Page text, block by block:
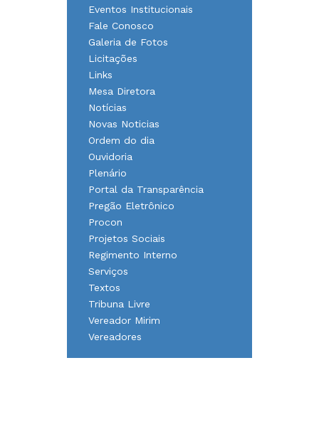
Eventos Institucionais
Fale Conosco
Galeria de Fotos
Licitações
Links
Mesa Diretora
Notícias
Novas Noticias
Ordem do dia
Ouvidoria
Plenário
Portal da Transparência
Pregão Eletrônico
Procon
Projetos Sociais
Regimento Interno
Serviços
Textos
Tribuna Livre
Vereador Mirim
Vereadores